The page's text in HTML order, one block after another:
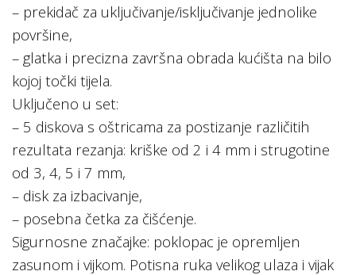
– prekidač za uključivanje/isključivanje jednolike
površine,
– glatka i precizna završna obrada kućišta na bilo
kojoj točki tijela.
Uključeno u set:
– 5 diskova s ​​oštricama za postizanje različitih
rezultata rezanja: kriške od 2 i 4 mm i strugotine
od 3, 4, 5 i 7 mm,
– disk za izbacivanje,
– posebna četka za čišćenje.
Sigurnosne značajke: poklopac je opremljen
zasunom i vijkom. Potisna ruka velikog ulaza i vijak